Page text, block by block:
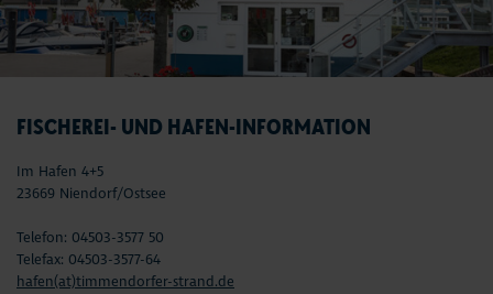
FISCHEREI- UND HAFEN-INFORMATION
Im Hafen 4+5
23669 Niendorf/Ostsee
Telefon: 04503-3577 50
Telefax: 04503-3577-64
hafen(at)timmendorfer-strand.de